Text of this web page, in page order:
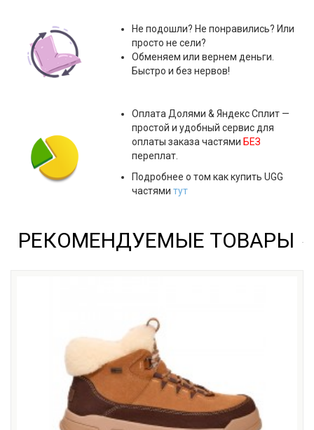
Не подошли? Не понравились? Или
просто не сели?
Обменяем или вернем деньги.
Быстро и без нервов!
ОплатаДолями & Яндекс Сплит —
простой и удобный сервис для
оплаты заказа частями БЕЗ
переплат.
Подробнее о том как купить UGG
частями тут
РЕКОМЕНДУЕМЫЕ ТОВАРЫ